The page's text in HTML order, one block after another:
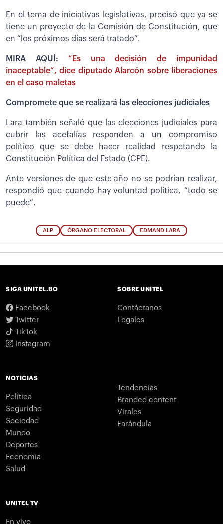
En el tema de iniciativas legislativas, precisó que ya se
tiene un proyecto de la Comisión de Constitución, que
en “los próximos días será tratado”.
MIRA AQUÍ: “Es una decisión de impunidad
inaceptable”, dice diputado Alarcón sobre liberaciones
en el caso maletas
Compromete que se realizará las elecciones judiciales
Lara también señaló que las elecciones judiciales para
cubrir las acefalías responden a un compromiso
político que se debe hacer realidad respetando la
Constitución Política del Estado (CPE).
Ante versiones de que este año no se podrían realizar,
respondió que cuando hay voluntad política, “todo se
puede”.
ALP ÓRGANO ELECTORAL EDMAND LARA
SIGA UNITEL.BO
Facebook
Twitter
TikTok
Instagram
SOBRE UNITEL
Contáctanos
Legales
NOTICIAS
Política
Seguridad
Sociedad
Mundo
Deportes
Economía
Salud
Tendencias
Branded content
Virales
Farándula
UNITEL TV
En vivo